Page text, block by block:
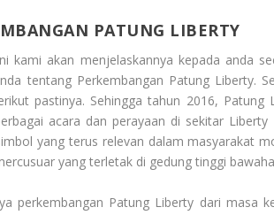
PATUNG LIBERTY
kami akan menjelaskannya kepada anda
tentang Perkembangan Patung Liberty.
pastinya. Sehingga tahun 2016,
acara dan perayaan di sekitar
yang terus relevan dalam masyarakat
yang terletak di gedung tinggi
perkembangan Patung Liberty dari masa